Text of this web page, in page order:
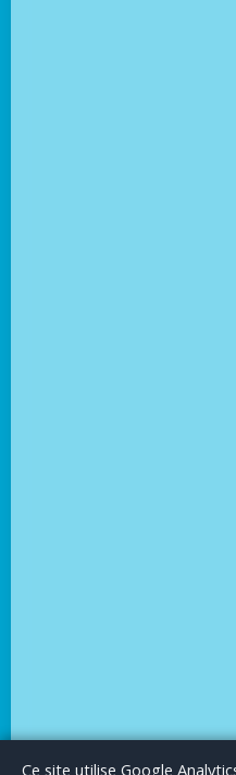
Le BlogPublicité
Ce site utilise Google